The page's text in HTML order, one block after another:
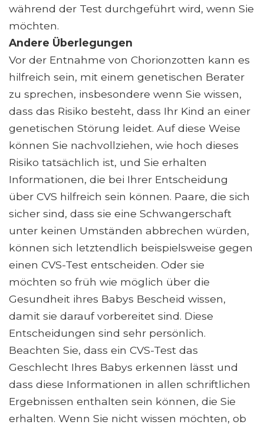
während der Test durchgeführt wird, wenn Sie
möchten.
Andere Überlegungen
Vor der Entnahme von Chorionzotten kann es
hilfreich sein, mit einem genetischen Berater
zu sprechen, insbesondere wenn Sie wissen,
dass das Risiko besteht, dass Ihr Kind an einer
genetischen Störung leidet. Auf diese Weise
können Sie nachvollziehen, wie hoch dieses
Risiko tatsächlich ist, und Sie erhalten
Informationen, die bei Ihrer Entscheidung
über CVS hilfreich sein können. Paare, die sich
sicher sind, dass sie eine Schwangerschaft
unter keinen Umständen abbrechen würden,
können sich letztendlich beispielsweise gegen
einen CVS-Test entscheiden. Oder sie
möchten so früh wie möglich über die
Gesundheit ihres Babys Bescheid wissen,
damit sie darauf vorbereitet sind. Diese
Entscheidungen sind sehr persönlich.
Beachten Sie, dass ein CVS-Test das
Geschlecht Ihres Babys erkennen lässt und
dass diese Informationen in allen schriftlichen
Ergebnissen enthalten sein können, die Sie
erhalten. Wenn Sie nicht wissen möchten, ob